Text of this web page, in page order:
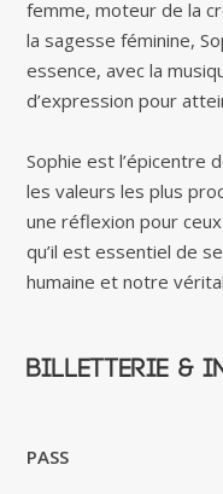
femme, moteur de la
la sagesse féminine,
essence, avec la
d’expression pour
Sophie est l’épicentre
les valeurs les plus
une réflexion pour
qu’il est essentiel de
humaine et notre
Billetterie &
PASS